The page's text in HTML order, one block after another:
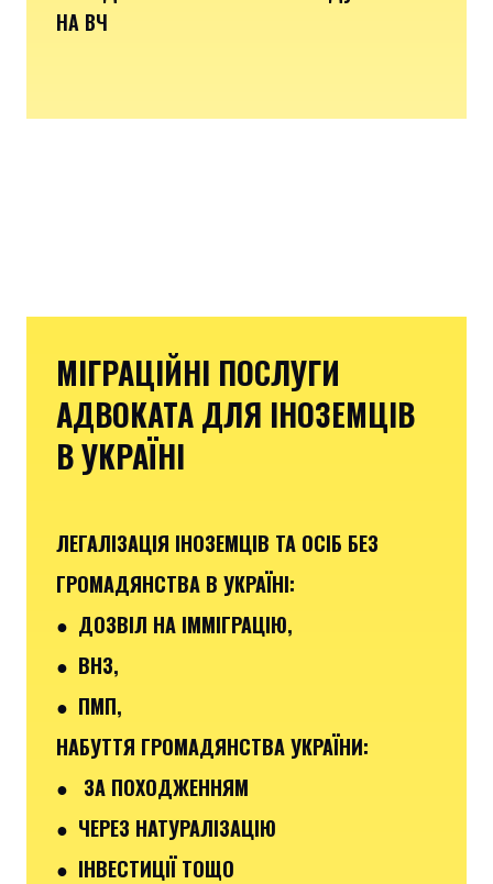
НА ВЧ
МІГРАЦІЙНІ ПОСЛУГИ
АДВОКАТА ДЛЯ ІНОЗЕМЦІВ
В УКРАЇНІ
ЛЕГАЛІЗАЦІЯ ІНОЗЕМЦІВ ТА ОСІБ БЕЗ
ГРОМАДЯНСТВА В УКРАЇНІ:
● ДОЗВІЛ НА ІММІГРАЦІЮ,
● ВНЗ,
● ПМП,
НАБУТТЯ ГРОМАДЯНСТВА УКРАЇНИ:
● ЗА ПОХОДЖЕННЯМ
● ЧЕРЕЗ НАТУРАЛІЗАЦІЮ
● ІНВЕСТИЦІЇ ТОЩО